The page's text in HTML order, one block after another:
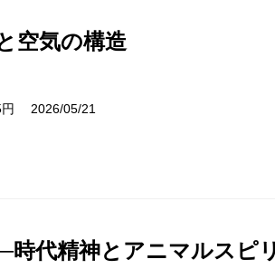
空気の構造
2026/05/21
時代精神とアニマルスピ